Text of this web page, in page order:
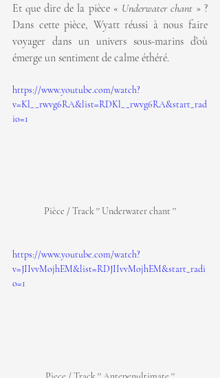
Et que dire de la pièce « Underwater chant » ?
Dans cette pièce, Wyatt réussi à nous faire
voyager dans un univers sous-marins d’où
émerge un sentiment de calme éthéré.
https://www.youtube.com/watch?
v=Kl__rwvg6RA&list=RDKl__rwvg6RA&start_rad
io=1
Pièce / Track '' Underwater chant ''
https://www.youtube.com/watch?
v=JIIvvMojhEM&list=RDJIIvvMojhEM&start_radi
o=1